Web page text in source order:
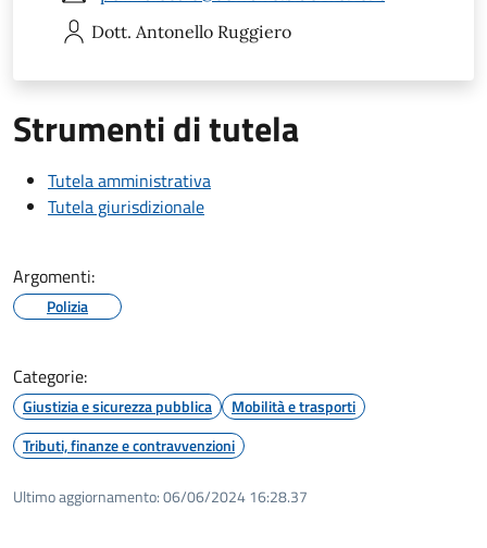
Dott. Antonello Ruggiero
Strumenti di tutela
Tutela amministrativa
Tutela giurisdizionale
Argomenti:
Polizia
Categorie:
Giustizia e sicurezza pubblica
Mobilità e trasporti
Tributi, finanze e contravvenzioni
Ultimo aggiornamento:06/06/2024 16:28.37